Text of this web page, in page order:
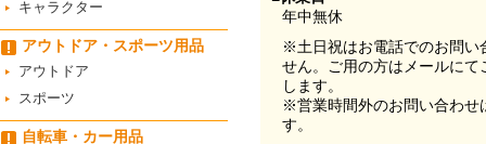
キャラクター
アウトドア・スポーツ用品
アウトドア
スポーツ
自転車・カー用品
年中無休
※土日祝はお電話でのお問い
せん。ご用の方はメールに
します。
※営業時間外のお問い合わせ
す。